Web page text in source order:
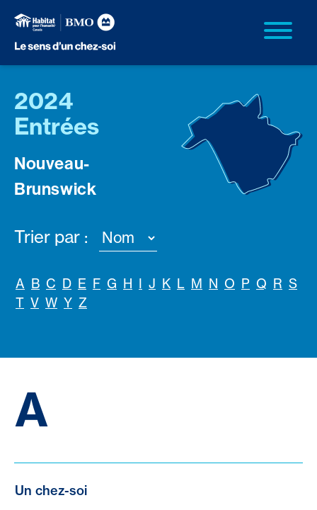
2024
Entrées
Nouveau-
Brunswick
Trier par :
A B C D E F G H I J K L M N O P Q R S
T V W Y Z
A
Un chez-soi